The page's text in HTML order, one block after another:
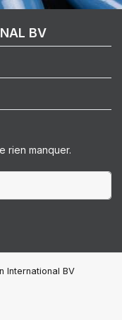
BV
rien manquer.
International BV